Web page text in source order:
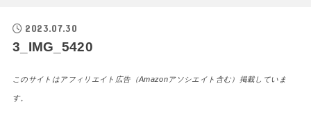
2023.07.30
3_IMG_5420
このサイトはアフィリエイト広告（Amazonアソシエイト含む）掲載していま
す。